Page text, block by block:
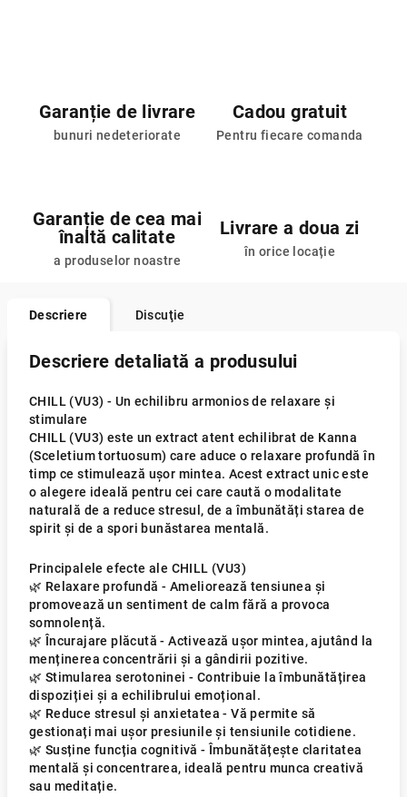
Garanție de livrare
bunuri nedeteriorate
Cadou gratuit
Pentru fiecare comanda
Garanție de cea mai
înaltă calitate
a produselor noastre
Livrare a doua zi
în orice locație
Descriere Discuţie
Descriere detaliată a produsului
CHILL (VU3) - Un echilibru armonios de relaxare și
stimulare
CHILL (VU3) este un extract atent echilibrat de Kanna
(Sceletium tortuosum) care aduce o relaxare profundă în
timp ce stimulează ușor mintea. Acest extract unic este
o alegere ideală pentru cei care caută o modalitate
naturală de a reduce stresul, de a îmbunătăți starea de
spirit și de a spori bunăstarea mentală.
Principalele efecte ale CHILL (VU3)
🌿 Relaxare profundă - Ameliorează tensiunea și
promovează un sentiment de calm fără a provoca
somnolență.
🌿 Încurajare plăcută - Activează ușor mintea, ajutând la
menținerea concentrării și a gândirii pozitive.
🌿 Stimularea serotoninei - Contribuie la îmbunătățirea
dispoziției și a echilibrului emoțional.
🌿 Reduce stresul și anxietatea - Vă permite să
gestionați mai ușor presiunile și tensiunile cotidiene.
🌿 Susține funcția cognitivă - Îmbunătățește claritatea
mentală și concentrarea, ideală pentru munca creativă
sau meditație.